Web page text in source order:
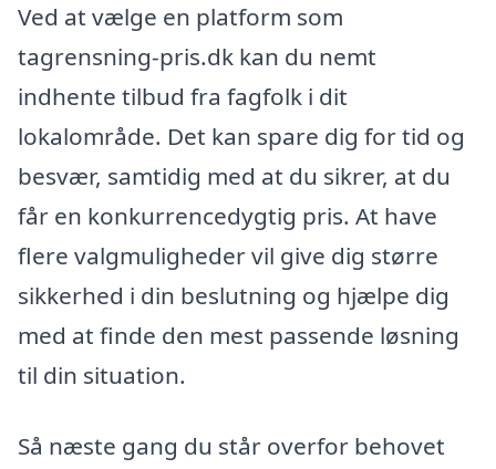
Ved at vælge en platform som
tagrensning-pris.dk kan du nemt
indhente tilbud fra fagfolk i dit
lokalområde. Det kan spare dig for tid og
besvær, samtidig med at du sikrer, at du
får en konkurrencedygtig pris. At have
flere valgmuligheder vil give dig større
sikkerhed i din beslutning og hjælpe dig
med at finde den mest passende løsning
til din situation.
Så næste gang du står overfor behovet